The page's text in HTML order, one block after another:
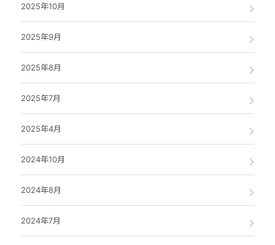
2025年10月
2025年9月
2025年8月
2025年7月
2025年4月
2024年10月
2024年8月
2024年7月